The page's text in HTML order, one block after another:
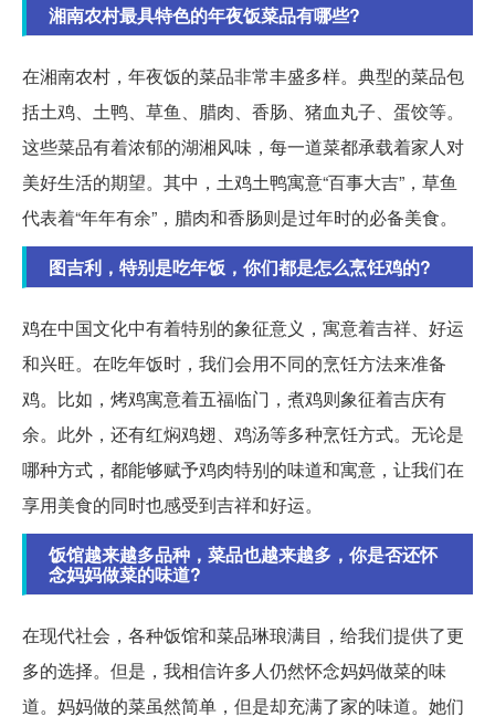
湘南农村最具特色的年夜饭菜品有哪些?
在湘南农村，年夜饭的菜品非常丰盛多样。典型的菜品包
括土鸡、土鸭、草鱼、腊肉、香肠、猪血丸子、蛋饺等。
这些菜品有着浓郁的湖湘风味，每一道菜都承载着家人对
美好生活的期望。其中，土鸡土鸭寓意“百事大吉”，草鱼
代表着“年年有余”，腊肉和香肠则是过年时的必备美食。
图吉利，特别是吃年饭，你们都是怎么烹饪鸡的?
鸡在中国文化中有着特别的象征意义，寓意着吉祥、好运
和兴旺。在吃年饭时，我们会用不同的烹饪方法来准备
鸡。比如，烤鸡寓意着五福临门，煮鸡则象征着吉庆有
余。此外，还有红焖鸡翅、鸡汤等多种烹饪方式。无论是
哪种方式，都能够赋予鸡肉特别的味道和寓意，让我们在
享用美食的同时也感受到吉祥和好运。
饭馆越来越多品种，菜品也越来越多，你是否还怀
念妈妈做菜的味道?
在现代社会，各种饭馆和菜品琳琅满目，给我们提供了更
多的选择。但是，我相信许多人仍然怀念妈妈做菜的味
道。妈妈做的菜虽然简单，但是却充满了家的味道。她们